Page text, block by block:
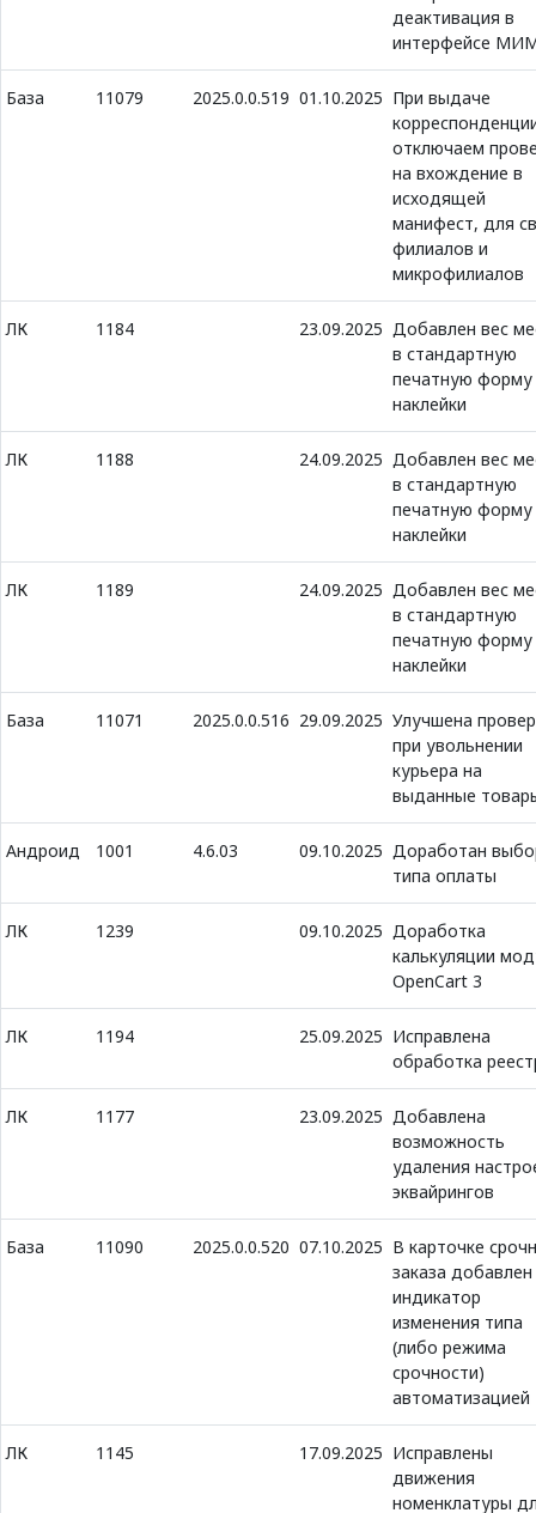
деактивация в
интерфейсе
База 11079 2025.0.0.519 01.10.2025 При выдаче
отключаем
на вхождение в
исходящей
манифест, для
филиалов и
микрофилиалов
ЛК 1184 23.09.2025 Добавлен вес
в стандартную
печатную форму
наклейки
ЛК 1188 24.09.2025 Добавлен вес
в стандартную
печатную форму
наклейки
ЛК 1189 24.09.2025 Добавлен вес
в стандартную
печатную форму
наклейки
База 11071 2025.0.0.516 29.09.2025 Улучшена
при увольнении
курьера на
выданные
Андроид 1001 4.6.03 09.10.2025 Доработан
типа оплаты
ЛК 1239 09.10.2025 Доработка
калькуляции
OpenCart 3
ЛК 1194 25.09.2025 Исправлена
обработка
ЛК 1177 23.09.2025 Добавлена
возможность
удаления
эквайрингов
База 11090 2025.0.0.520 07.10.2025 В карточке
заказа добавлен
индикатор
изменения типа
(либо режима
срочности)
автоматизацией
ЛК 1145 17.09.2025 Исправлены
движения
номенклатуры